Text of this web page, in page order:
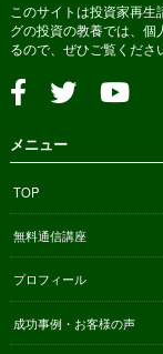
このサイトは投資家再
グの投資の教養では、
るので、ぜひご覧くださ
メニュー
TOP
無料通信講座
プロフィール
成功事例・お客様の声